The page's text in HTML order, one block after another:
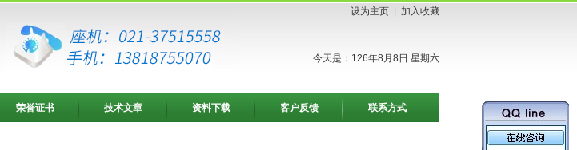
设为主页 加入收藏
今天是：126年8月8日 星期六
荣誉证书 技术文章 资料下载 客户反馈 联系方式